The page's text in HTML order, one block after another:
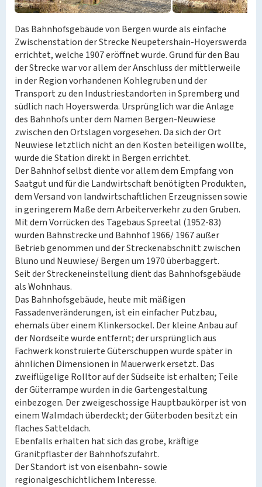
Das Bahnhofsgebäude von Bergen wurde als einfache
Zwischenstation der Strecke Neupetershain-Hoyerswerda
errichtet, welche 1907 eröffnet wurde. Grund für den Bau
der Strecke war vor allem der Anschluss der mittlerweile
in der Region vorhandenen Kohlegruben und der
Transport zu den Industriestandorten in Spremberg und
südlich nach Hoyerswerda. Ursprünglich war die Anlage
des Bahnhofs unter dem Namen Bergen-Neuwiese
zwischen den Ortslagen vorgesehen. Da sich der Ort
Neuwiese letztlich nicht an den Kosten beteiligen wollte,
wurde die Station direkt in Bergen errichtet.
Der Bahnhof selbst diente vor allem dem Empfang von
Saatgut und für die Landwirtschaft benötigten Produkten,
dem Versand von landwirtschaftlichen Erzeugnissen sowie
in geringerem Maße dem Arbeiterverkehr zu den Gruben.
Mit dem Vorrücken des Tagebaus Spreetal (1952-83)
wurden Bahnstrecke und Bahnhof 1966/ 1967 außer
Betrieb genommen und der Streckenabschnitt zwischen
Bluno und Neuwiese/ Bergen um 1970 überbaggert.
Seit der Streckeneinstellung dient das Bahnhofsgebäude
als Wohnhaus.
Das Bahnhofsgebäude, heute mit mäßigen
Fassadenveränderungen, ist ein einfacher Putzbau,
ehemals über einem Klinkersockel. Der kleine Anbau auf
der Nordseite wurde entfernt; der ursprünglich aus
Fachwerk konstruierte Güterschuppen wurde später in
ähnlichen Dimensionen in Mauerwerk ersetzt. Das
zweiflügelige Rolltor auf der Südseite ist erhalten; Teile
der Güterrampe wurden in die Gartengestaltung
einbezogen. Der zweigeschossige Hauptbaukörper ist von
einem Walmdach überdeckt; der Güterboden besitzt ein
flaches Satteldach.
Ebenfalls erhalten hat sich das grobe, kräftige
Granitpflaster der Bahnhofszufahrt.
Der Standort ist von eisenbahn- sowie
regionalgeschichtlichem Interesse.